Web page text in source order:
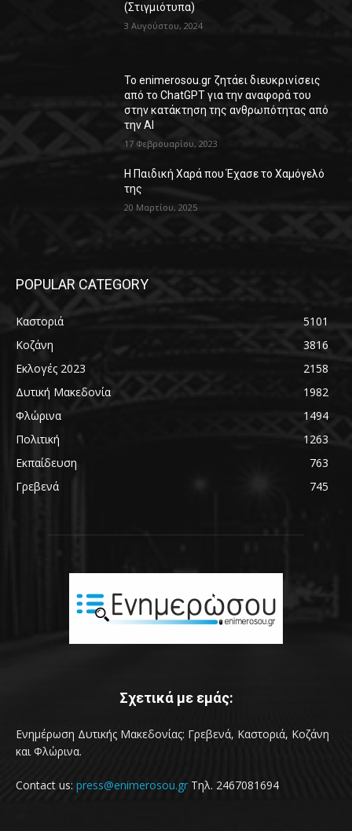
(Στιγμιότυπα)
3 Αυγούστου, 2024
Το enimerosou.gr ζητάει διευκρινίσεις
από το ChatGPT για την αναφορά του
στην κατάκτηση της ανθρωπότητας από
την AI
17 Φεβρουαρίου, 2023
Η Παιδική Χαρά που Έχασε το Χαμόγελό
της
20 Μαρτίου, 2025
POPULAR CATEGORY
Καστοριά
5101
Κοζάνη
3816
Εκλογές 2023
2158
Δυτική Μακεδονία
1982
Φλώρινα
1494
Πολιτική
1263
Εκπαίδευση
763
Γρεβενά
745
Σχετικά με εμάς:
Ενημέρωση Δυτικής Μακεδονίας: Γρεβενά, Καστοριά, Κοζάνη
και Φλώρινα.
Contact us: press@enimerosou.gr Τηλ. 2467081694